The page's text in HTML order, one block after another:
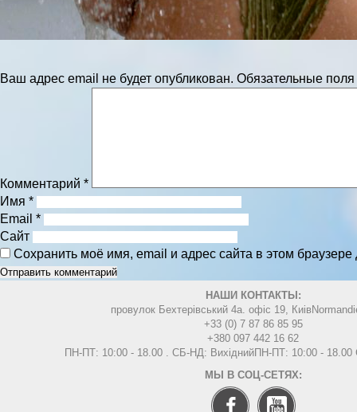
Ваш адрес email не будет опубликован. Обязательные
Комментарий *
Имя *
Email *
Сайт
Сохранить моё имя, email и адрес сайта в этом
НАШИ КОНТАКТЫ:
провулок Бехтерівський 4а. офіс 19, Киів
+33 (0) 7 87 86 85 95
+380 097 442 16 62
ПН-ПТ: 10:00 - 18.00 . СБ-НД: ВихіднийПН-ПТ: 10:00 -
МЫ В СОЦ-СЕТЯХ: